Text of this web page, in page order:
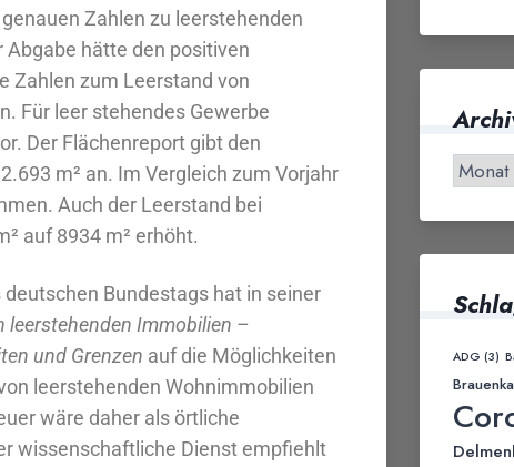
Zahlen zu leerstehenden
Abgabe hätte den positiven
Zahlen zum Leerstand von
Für leer stehendes Gewerbe
Der Flächenreport gibt den
m² an. Im Vergleich zum Vorjahr
Auch der Leerstand bei
auf 8934 m² erhöht.
Bundestags hat in seiner
leerstehenden Immobilien –
und Grenzen auf die Möglichkeiten
leerstehenden Wohnimmobilien
wäre daher als örtliche
wissenschaftliche Dienst empfiehlt
ADG (3)